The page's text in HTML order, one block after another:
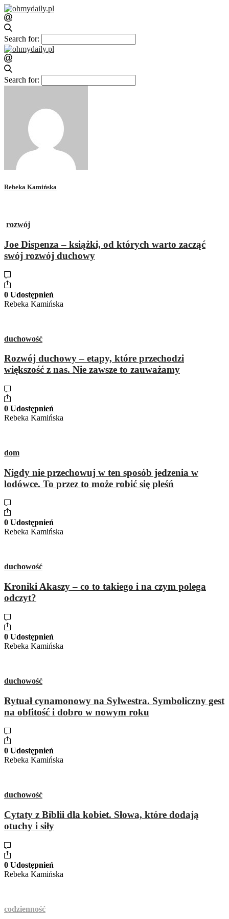
Search for:
Search for:
Rebeka Kamińska
rozwój
Joe Dispenza – książki, od których warto zacząć
swój rozwój duchowy
0 Udostępnień
Rebeka Kamińska
duchowość
Rozwój duchowy – etapy, które przechodzi
większość z nas. Nie zawsze to zauważamy
0 Udostępnień
Rebeka Kamińska
dom
Nigdy nie przechowuj w ten sposób jedzenia w
lodówce. To przez to może robić się pleśń
0 Udostępnień
Rebeka Kamińska
duchowość
Kroniki Akaszy – co to takiego i na czym polega
odczyt?
0 Udostępnień
Rebeka Kamińska
duchowość
Rytuał cynamonowy na Sylwestra. Symboliczny gest
na obfitość i dobro w nowym roku
0 Udostępnień
Rebeka Kamińska
duchowość
Cytaty z Biblii dla kobiet. Słowa, które dodają
otuchy i siły
0 Udostępnień
Rebeka Kamińska
codzienność